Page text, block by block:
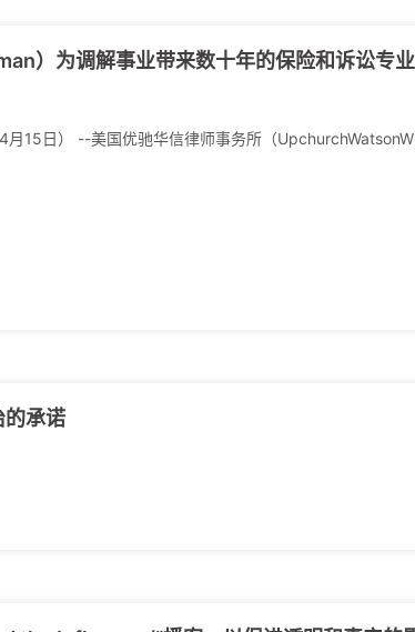
）为调解事业带来数十年的保险和诉讼专
15日） --美国优驰华信律师事务所（
的承诺